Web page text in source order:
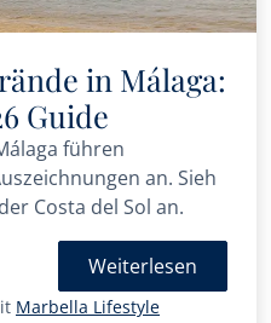
in Málaga:
Guide
führen
an. Sieh
Costa del Sol an.
Weiterlesen
Marbella Lifestyle